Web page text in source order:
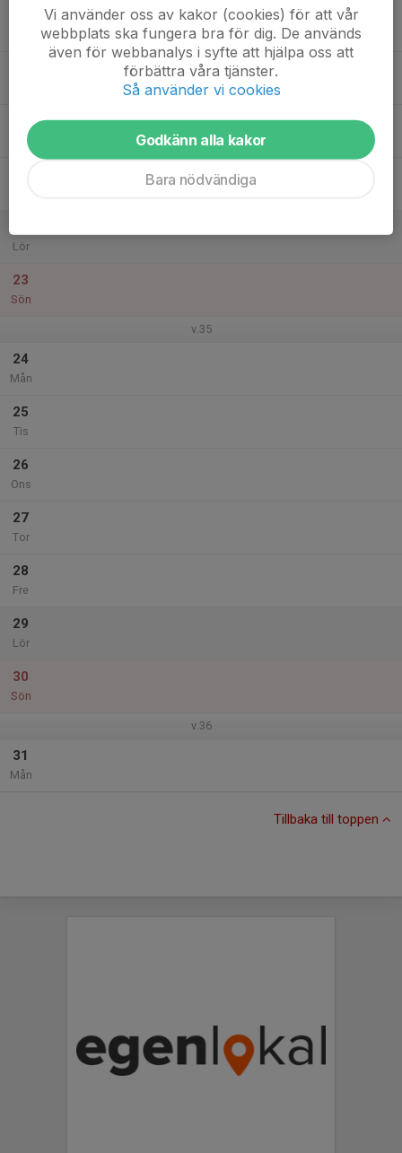
Tor
Lör
23
Sön
v.35
24
Mån
25
Tis
26
Ons
27
Tor
28
Fre
29
Lör
30
Sön
v.36
31
Mån
Tillbaka till toppen
Vi använder oss av kakor (cookies) för att vår
webbplats ska fungera bra för dig. De används
även för webbanalys i syfte att hjälpa oss att
förbättra våra tjänster.
Så använder vi cookies
Godkänn alla kakor
Bara nödvändiga